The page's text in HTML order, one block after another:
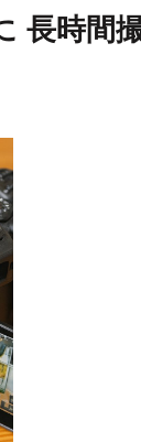
長時間